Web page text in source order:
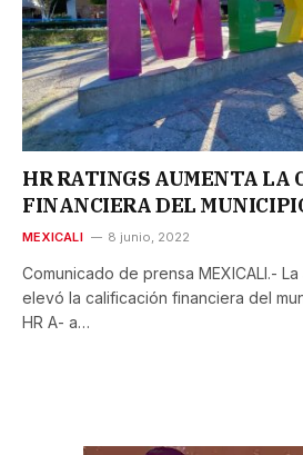
HR RATINGS AUMENTA LA
FINANCIERA DEL
MEXICALI 8 junio, 2022
Comunicado de prensa MEXICALI.-
elevó la calificación financiera del
HR A- a…